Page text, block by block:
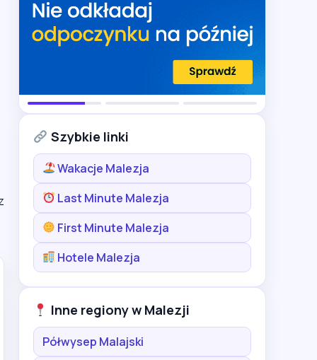
Szybkie linki
Wakacje Malezja
Last Minute Malezja
First Minute Malezja
Hotele Malezja
Inne regiony w Malezji
Półwysep Malajski